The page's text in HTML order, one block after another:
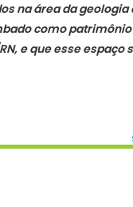
na área da
como
e que esse espaço